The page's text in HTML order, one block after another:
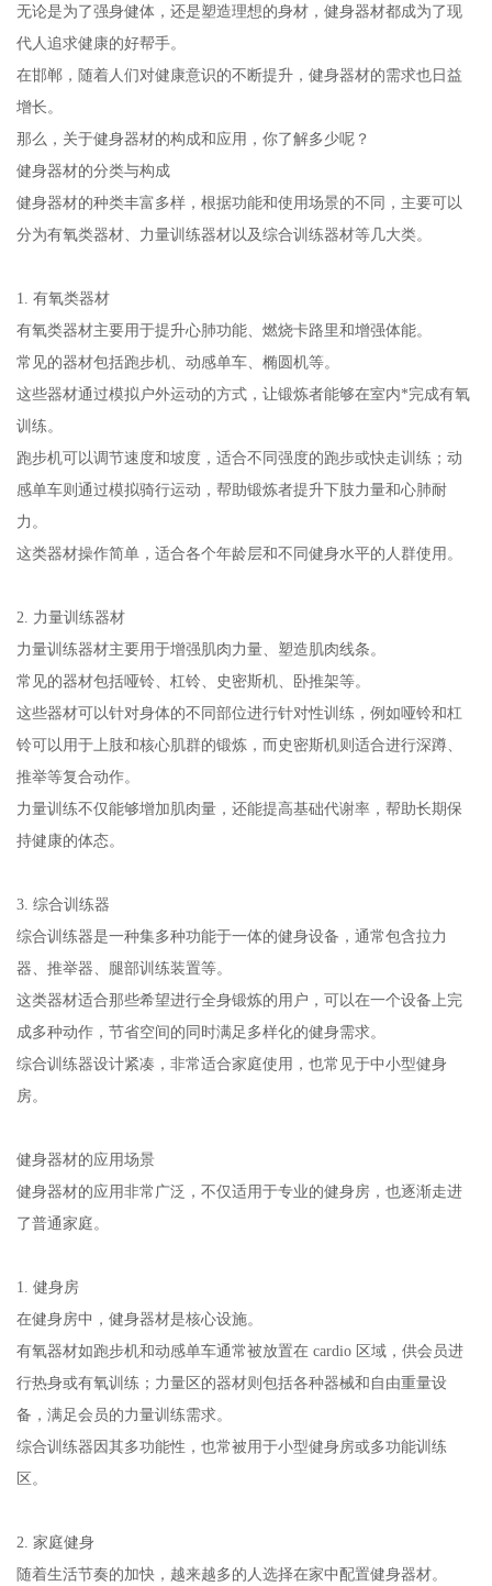
无论是为了强身健体，还是塑造理想的身材，健身器材都成为了现
代人追求健康的好帮手。
在邯郸，随着人们对健康意识的不断提升，健身器材的需求也日益
增长。
那么，关于健身器材的构成和应用，你了解多少呢？
健身器材的分类与构成
健身器材的种类丰富多样，根据功能和使用场景的不同，主要可以
分为有氧类器材、力量训练器材以及综合训练器材等几大类。
1. 有氧类器材
有氧类器材主要用于提升心肺功能、燃烧卡路里和增强体能。
常见的器材包括跑步机、动感单车、椭圆机等。
这些器材通过模拟户外运动的方式，让锻炼者能够在室内*完成有氧
训练。
跑步机可以调节速度和坡度，适合不同强度的跑步或快走训练；动
感单车则通过模拟骑行运动，帮助锻炼者提升下肢力量和心肺耐
力。
这类器材操作简单，适合各个年龄层和不同健身水平的人群使用。
2. 力量训练器材
力量训练器材主要用于增强肌肉力量、塑造肌肉线条。
常见的器材包括哑铃、杠铃、史密斯机、卧推架等。
这些器材可以针对身体的不同部位进行针对性训练，例如哑铃和杠
铃可以用于上肢和核心肌群的锻炼，而史密斯机则适合进行深蹲、
推举等复合动作。
力量训练不仅能够增加肌肉量，还能提高基础代谢率，帮助长期保
持健康的体态。
3. 综合训练器
综合训练器是一种集多种功能于一体的健身设备，通常包含拉力
器、推举器、腿部训练装置等。
这类器材适合那些希望进行全身锻炼的用户，可以在一个设备上完
成多种动作，节省空间的同时满足多样化的健身需求。
综合训练器设计紧凑，非常适合家庭使用，也常见于中小型健身
房。
健身器材的应用场景
健身器材的应用非常广泛，不仅适用于专业的健身房，也逐渐走进
了普通家庭。
1. 健身房
在健身房中，健身器材是核心设施。
有氧器材如跑步机和动感单车通常被放置在 cardio 区域，供会员进
行热身或有氧训练；力量区的器材则包括各种器械和自由重量设
备，满足会员的力量训练需求。
综合训练器因其多功能性，也常被用于小型健身房或多功能训练
区。
2. 家庭健身
随着生活节奏的加快，越来越多的人选择在家中配置健身器材。